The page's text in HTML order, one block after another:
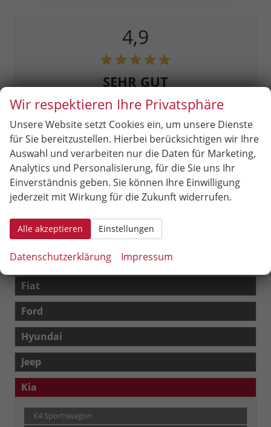
4,9
SEHR GUT
209 Bewertungen
Alle Bewertungen anzeigen >
Fahrzeugnr.
Audi
Cupra
Dacia
Fiat
Ford
Hyundai
Jeep
Kia
K4 Sportswagon
Wir respektieren Ihre Privatsphäre
Unsere Website setzt Cookies ein, um unsere Dienste
für Sie bereitzustellen. Hierbei berücksichtigen wir Ihre
Auswahl und verarbeiten nur die Daten für Marketing,
Analytics und Personalisierung, für die Sie uns Ihr
Einverständnis geben. Sie können Ihre Einwilligung
jederzeit mit Wirkung für die Zukunft widerrufen.
Alle akzeptieren Einstellungen
Datenschutzerklärung Impressum